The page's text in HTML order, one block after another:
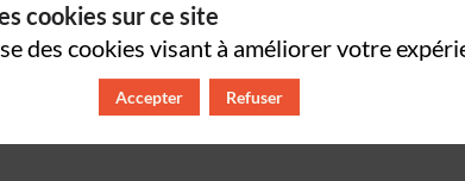
cookies sur ce site
des cookies visant à améliorer votre
Accepter Refuser